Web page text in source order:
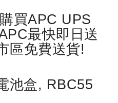
買APC UPS
最快即日送
區免費送貨!
池盒, RBC55